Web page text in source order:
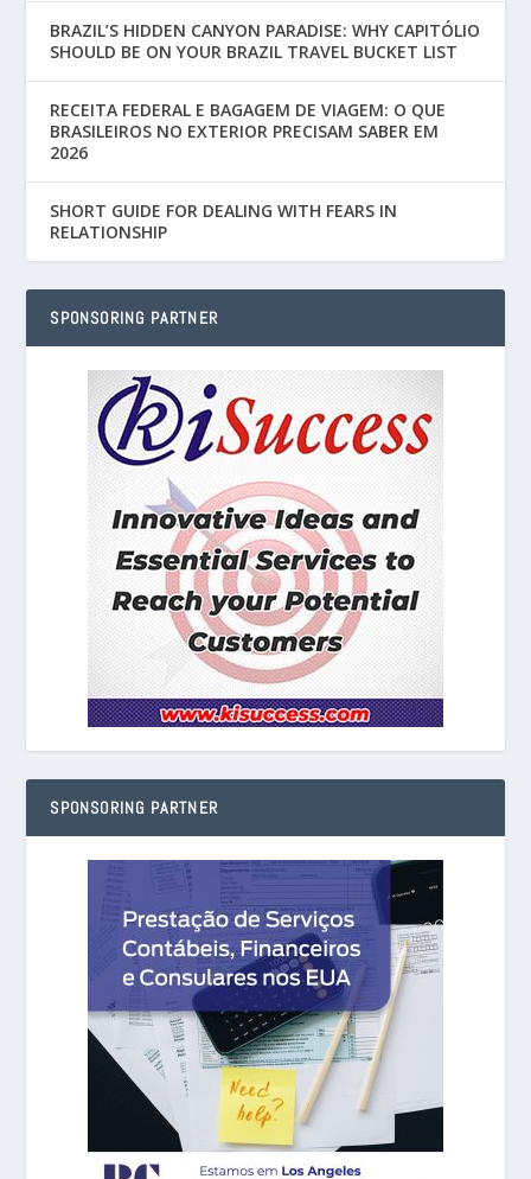
BRAZIL’S HIDDEN CANYON PARADISE: WHY CAPITÓLIO
SHOULD BE ON YOUR BRAZIL TRAVEL BUCKET LIST
RECEITA FEDERAL E BAGAGEM DE VIAGEM: O QUE
BRASILEIROS NO EXTERIOR PRECISAM SABER EM
2026
SHORT GUIDE FOR DEALING WITH FEARS IN
RELATIONSHIP
SPONSORING PARTNER
SPONSORING PARTNER